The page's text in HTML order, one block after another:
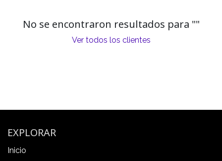
No se encontraron resultados para ""
Ver todos los clientes
EXPLORAR
Inicio